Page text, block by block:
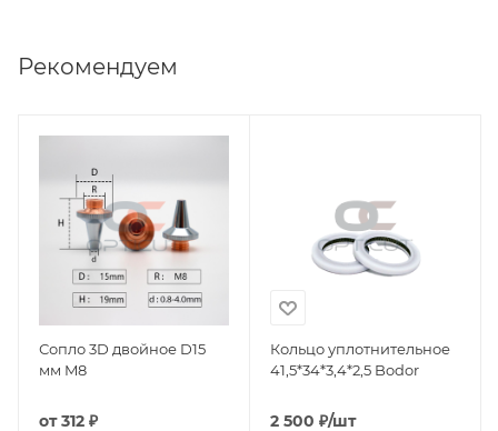
Рекомендуем
Сопло 3D двойное D15
мм M8
от312 ₽
Кольцо уплотнительное
41,5*34*3,4*2,5 Bodor
2 500 ₽/шт